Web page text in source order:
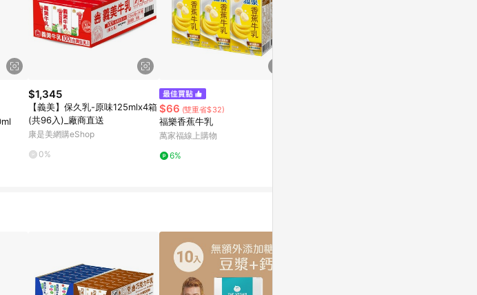
$1,345
【義美】保久乳-原味125mlx4箱
(共96入)_廠商直送
康是美網購eShop
0%
$66 (雙重省$32)
福樂香蕉牛乳
萬家福線上購物
6%